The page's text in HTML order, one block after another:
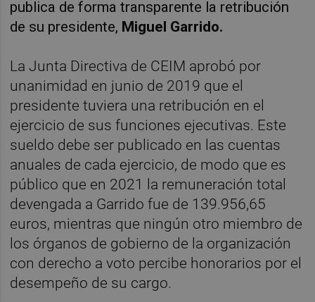
publica de forma transparente la retribución
de su presidente, Miguel Garrido.
La Junta Directiva de CEIM aprobó por
unanimidad en junio de 2019 que el
presidente tuviera una retribución en el
ejercicio de sus funciones ejecutivas. Este
sueldo debe ser publicado en las cuentas
anuales de cada ejercicio, de modo que es
público que en 2021 la remuneración total
devengada a Garrido fue de 139.956,65
euros, mientras que ningún otro miembro de
los órganos de gobierno de la organización
con derecho a voto percibe honorarios por el
desempeño de su cargo.